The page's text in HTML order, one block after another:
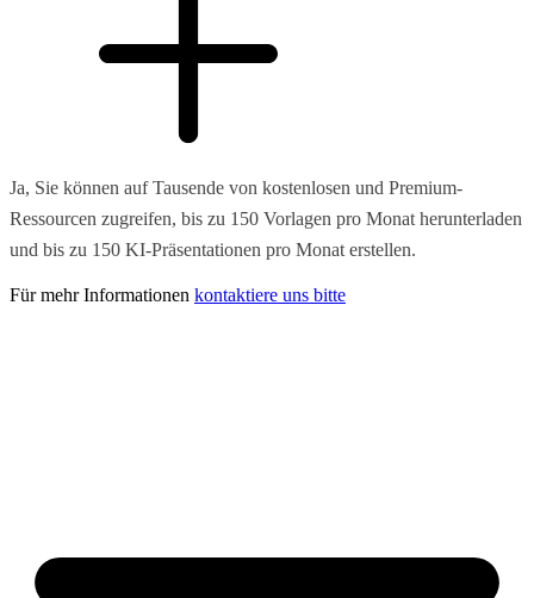
Ja, Sie können auf Tausende von kostenlosen und Premium-
Ressourcen zugreifen, bis zu 150 Vorlagen pro Monat herunterladen
und bis zu 150 KI-Präsentationen pro Monat erstellen.
Für mehr Informationen kontaktiere uns bitte